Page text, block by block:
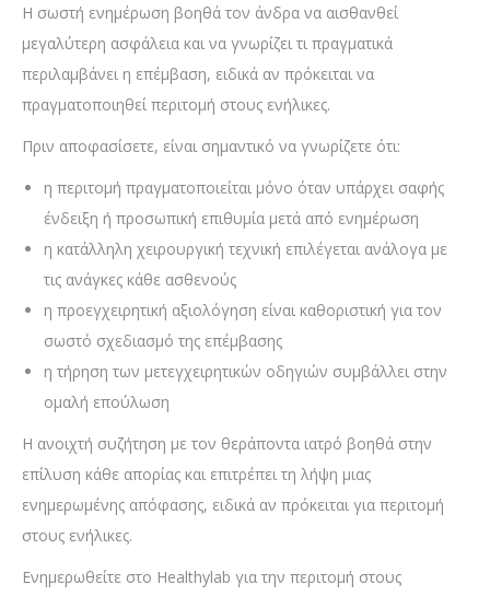
Η σωστή ενημέρωση βοηθά τον άνδρα να αισθανθεί
μεγαλύτερη ασφάλεια και να γνωρίζει τι πραγματικά
περιλαμβάνει η επέμβαση, ειδικά αν πρόκειται να
πραγματοποιηθεί περιτομή στους ενήλικες.
Πριν αποφασίσετε, είναι σημαντικό να γνωρίζετε ότι:
η περιτομή πραγματοποιείται μόνο όταν υπάρχει σαφής
ένδειξη ή προσωπική επιθυμία μετά από ενημέρωση
η κατάλληλη χειρουργική τεχνική επιλέγεται ανάλογα με
τις ανάγκες κάθε ασθενούς
η προεγχειρητική αξιολόγηση είναι καθοριστική για τον
σωστό σχεδιασμό της επέμβασης
η τήρηση των μετεγχειρητικών οδηγιών συμβάλλει στην
ομαλή επούλωση
Η ανοιχτή συζήτηση με τον θεράποντα ιατρό βοηθά στην
επίλυση κάθε απορίας και επιτρέπει τη λήψη μιας
ενημερωμένης απόφασης, ειδικά αν πρόκειται για περιτομή
στους ενήλικες.
Ενημερωθείτε στο Healthylab για την περιτομή στους